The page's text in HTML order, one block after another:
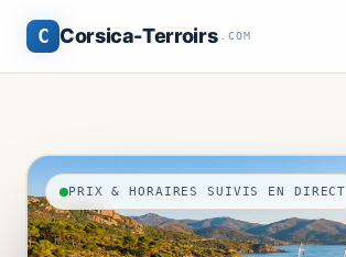
C Corsica-Terroirs .COM
PRIX & HORAIRES SUIVIS EN DIRECT